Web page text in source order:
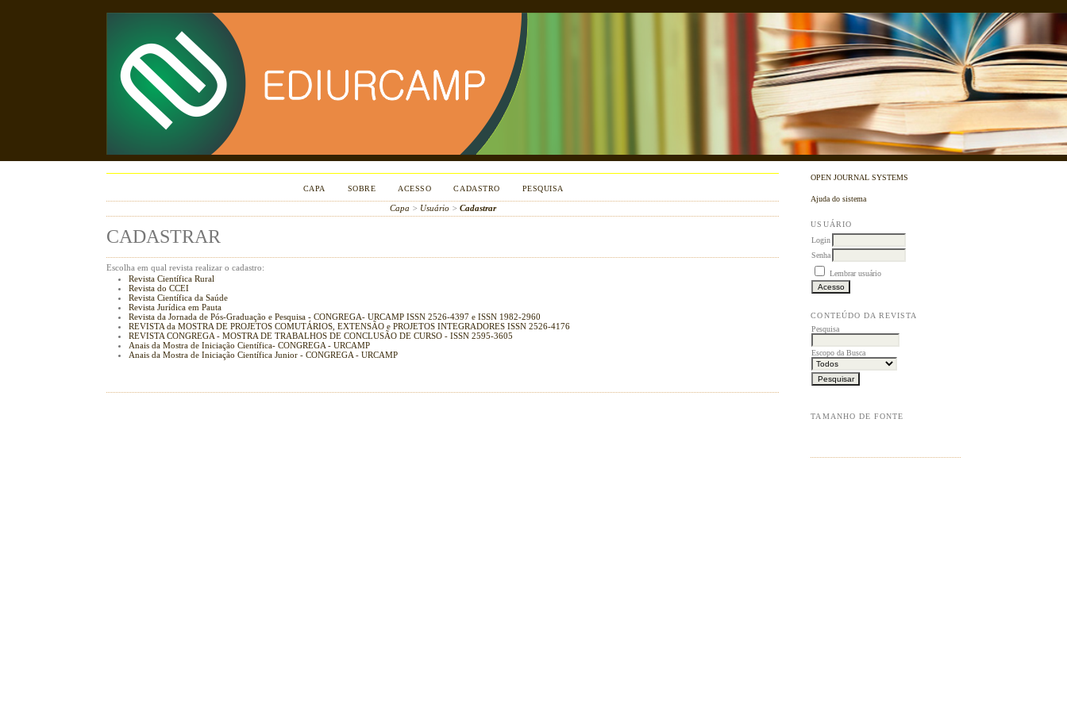
OPEN JOURNAL SYSTEMS
Ajuda do sistema
USUÁRIO
Login
Senha
Lembrar usuário
CONTEÚDO DA REVISTA
Pesquisa
Escopo da Busca
TAMANHO DE FONTE
CAPA SOBRE ACESSO CADASTRO PESQUISA
Capa > Usuário> Cadastrar
CADASTRAR
Escolha em qual revista realizar o cadastro:
Revista Científica Rural
Revista do CCEI
Revista Científica da Saúde
Revista Jurídica em Pauta
Revista da Jornada de Pós-Graduação e Pesquisa - CONGREGA- URCAMP ISSN 2526-4397 e ISSN 1982-2960
REVISTA da MOSTRA DE PROJETOS COMUTÁRIOS, EXTENSÃO e PROJETOS INTEGRADORES ISSN 2526-4176
REVISTA CONGREGA - MOSTRA DE TRABALHOS DE CONCLUSÃO DE CURSO - ISSN 2595-3605
Anais da Mostra de Iniciação Científica- CONGREGA - URCAMP
Anais da Mostra de Iniciação Científica Junior - CONGREGA - URCAMP